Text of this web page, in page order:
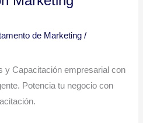
de Marketing /
y Capacitación empresarial con
Potencia tu negocio con